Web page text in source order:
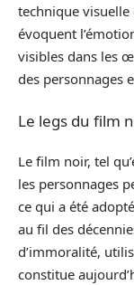
technique visuelle
évoquent
visibles dans les
des personnages
Le legs du film
Le film noir, tel
les personnages
ce qui a été
au fil des
d’immoralité,
constitue